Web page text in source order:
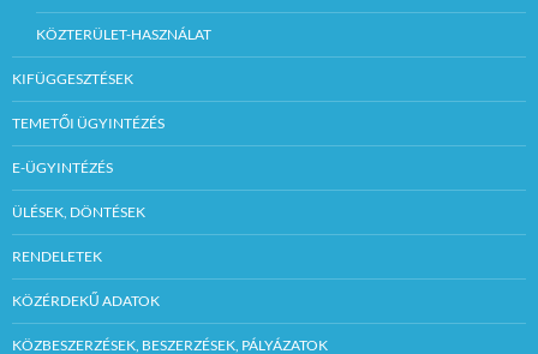
KÖZTERÜLET-HASZNÁLAT
KIFÜGGESZTÉSEK
TEMETŐI ÜGYINTÉZÉS
E-ÜGYINTÉZÉS
ÜLÉSEK, DÖNTÉSEK
RENDELETEK
KÖZÉRDEKŰ ADATOK
KÖZBESZERZÉSEK, BESZERZÉSEK, PÁLYÁZATOK